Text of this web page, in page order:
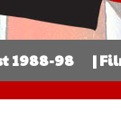
1988-98 |